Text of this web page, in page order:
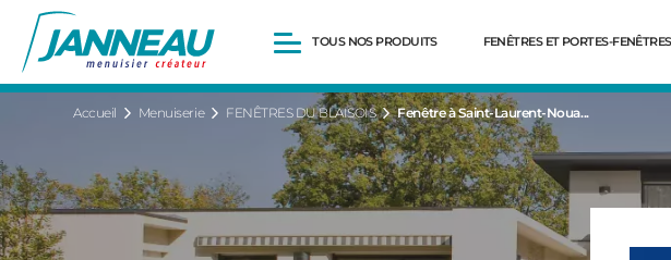
TOUS NOS PRODUITS
Portes d’entrée
Volets roulants
Portails et portillons
FENÊTRES ET PORTES-FENÊTRES
Accueil Menuiserie FENÊTRES DU BLAISOIS Fenêtre à Saint-Laurent-Noua...